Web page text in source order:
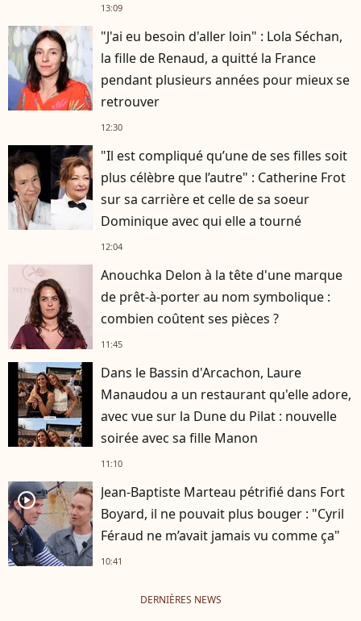
13:09
"J'ai eu besoin d'aller loin" : Lola Séchan,
la fille de Renaud, a quitté la France
pendant plusieurs années pour mieux se
retrouver
12:30
"Il est compliqué qu’une de ses filles soit
plus célèbre que l’autre" : Catherine Frot
sur sa carrière et celle de sa soeur
Dominique avec qui elle a tourné
12:04
Anouchka Delon à la tête d'une marque
de prêt-à-porter au nom symbolique :
combien coûtent ses pièces ?
11:45
Dans le Bassin d'Arcachon, Laure
Manaudou a un restaurant qu'elle adore,
avec vue sur la Dune du Pilat : nouvelle
soirée avec sa fille Manon
11:10
player2
Jean-Baptiste Marteau pétrifié dans Fort
Boyard, il ne pouvait plus bouger : "Cyril
Féraud ne m’avait jamais vu comme ça"
10:41
DERNIÈRES NEWS